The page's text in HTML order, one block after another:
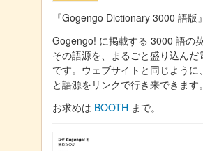
『Gogengo Dictionary 3000 語版』
Gogengo! に掲載する 3000 語の
その語源を、まるごと盛り込んだ
です。ウェブサイトと同じように
と語源をリンクで行き来できます。
お求めは BOOTH まで。